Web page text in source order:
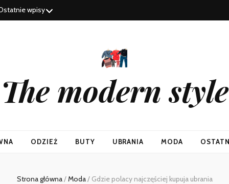
wpisy
The modern style
ODZIEŻ BUTY UBRANIA MODA
Strona główna/Moda/ Gdzie polacy najczęściej kupuja ubrania